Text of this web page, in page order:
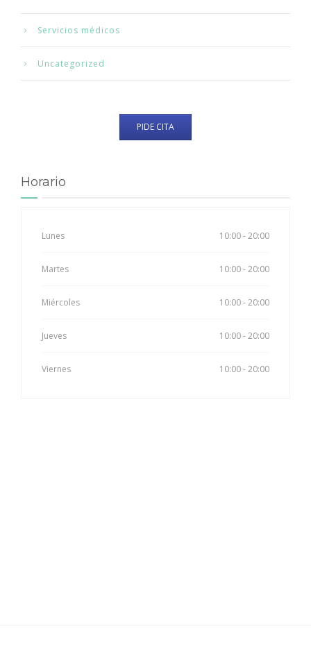
Servicios médicos
Uncategorized
PIDE CITA
Horario
Lunes 10:00 - 20:00
Martes 10:00 - 20:00
Miércoles 10:00 - 20:00
Jueves 10:00 - 20:00
Viernes 10:00 - 20:00